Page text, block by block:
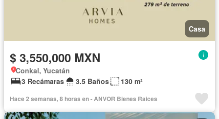
Casa
$ 3,550,000 MXN
Conkal, Yucatán
3 Recámaras
3.5 Baños 130 m²
Hace 2 semanas, 8 horas en - ANVOR Bienes Raices